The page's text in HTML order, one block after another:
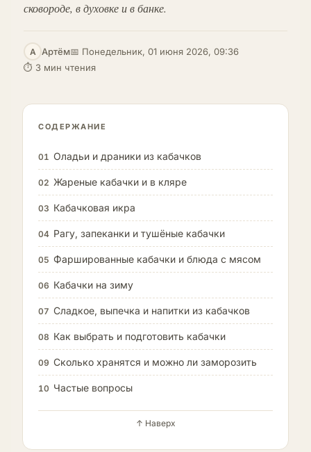
сковороде, в духовке и в банке.
А Артём📅 Понедельник, 01 июня 2026, 09:36
⏱ 3 мин чтения
СОДЕРЖАНИЕ
01 Оладьи и драники из кабачков
02 Жареные кабачки и в кляре
03 Кабачковая икра
04 Рагу, запеканки и тушёные кабачки
05 Фаршированные кабачки и блюда с мясом
06 Кабачки на зиму
07 Сладкое, выпечка и напитки из кабачков
08 Как выбрать и подготовить кабачки
09 Сколько хранятся и можно ли заморозить
10 Частые вопросы
↑ Наверх